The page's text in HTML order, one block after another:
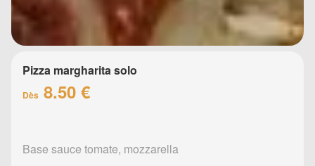
Pizza margharita solo
Dès 8.50 €
Base sauce tomate, mozzarella